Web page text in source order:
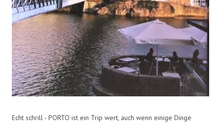
Echt schrill - PORTO ist ein Trip wert, auch wenn einige Dinge